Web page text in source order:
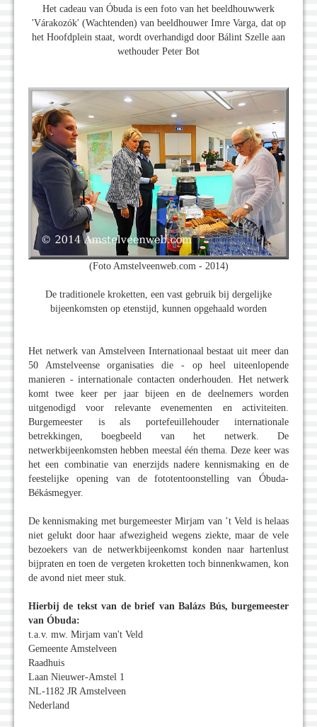
Het cadeau van Óbuda is een foto van het beeldhouwwerk
'Várakozók' (Wachtenden) van beeldhouwer Imre Varga, dat op
het Hoofdplein staat, wordt overhandigd door Bálint Szelle aan
wethouder Peter Bot
(Foto Amstelveenweb.com - 2014)
De traditionele kroketten, een vast gebruik bij dergelijke
bijeenkomsten op etenstijd, kunnen opgehaald worden
Het netwerk van Amstelveen Internationaal bestaat uit meer dan
50 Amstelveense organisaties die - op heel uiteenlopende
manieren - internationale contacten onderhouden. Het netwerk
komt twee keer per jaar bijeen en de deelnemers worden
uitgenodigd voor relevante evenementen en activiteiten.
Burgemeester is als portefeuillehouder internationale
betrekkingen, boegbeeld van het netwerk. De
netwerkbijeenkomsten hebben meestal één thema. Deze keer was
het een combinatie van enerzijds nadere kennismaking en de
feestelijke opening van de fototentoonstelling van Óbuda-
Békásmegyer.
De kennismaking met burgemeester Mirjam van ’t Veld is helaas
niet gelukt door haar afwezigheid wegens ziekte, maar de vele
bezoekers van de netwerkbijeenkomst konden naar hartenlust
bijpraten en toen de vergeten kroketten toch binnenkwamen, kon
de avond niet meer stuk.
Hierbij de tekst van de brief van Balázs Bús, burgemeester
van Óbuda:
t.a.v. mw. Mirjam van't Veld
Gemeente Amstelveen
Raadhuis
Laan Nieuwer-Amstel 1
NL-1182 JR Amstelveen
Nederland